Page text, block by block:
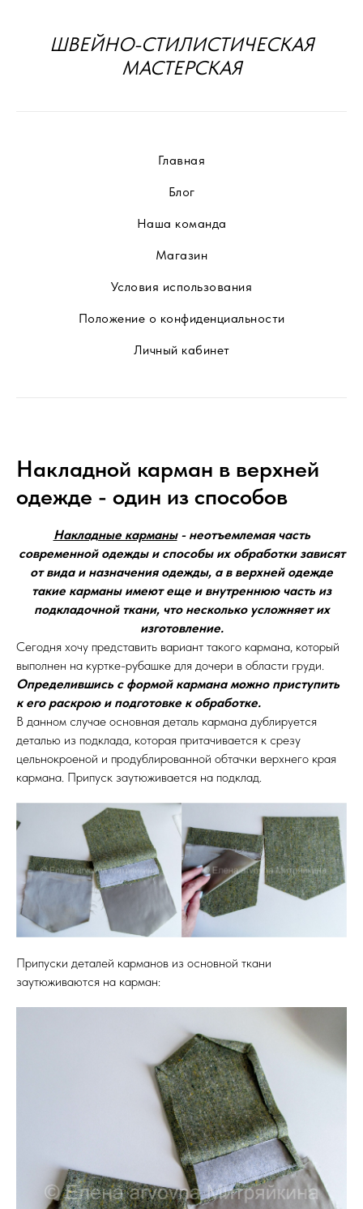
ШВЕЙНО-СТИЛИСТИЧЕСКАЯ
МАСТЕРСКАЯ
Главная
Блог
Наша команда
Магазин
Условия использования
Положение о конфиденциальности
Личный кабинет
Накладной карман в верхней
одежде - один из способов
Накладные карманы- неотъемлемая часть
современной одежды и способы их обработки зависят
от вида и назначения одежды, а в верхней одежде
такие карманы имеют еще и внутреннюю часть из
подкладочной ткани, что несколько усложняет их
изготовление.
Сегодня хочу представить вариант такого кармана, который
выполнен на куртке-рубашке для дочери в области груди.
Определившись с формой кармана можно приступить
к его раскрою и подготовке к обработке.
В данном случае основная деталь кармана дублируется
деталью из подклада, которая притачивается к срезу
цельнокроеной и продублированной обтачки верхнего края
кармана. Припуск заутюживается на подклад.
Припуски деталей карманов из основной ткани
заутюживаются на карман: